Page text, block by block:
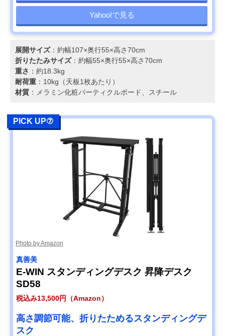
Yahoo!で見る
展開サイズ：約幅107×奥行55×高さ70cm
折りたたみサイズ：約幅55×奥行55×高さ70cm
重さ ：約18.3kg
耐荷重 ：10kg（天板1枚あたり）
材質 ：メラミン化粧パーティクルボード、スチール
PICK UP⑦
Photo by Amazon
真善美
E-WIN スタンディングデスク 昇降デスク
SD58
税込み13,500円（Amazon）
高さ調節可能、折りたためるスタンディングデ
スク